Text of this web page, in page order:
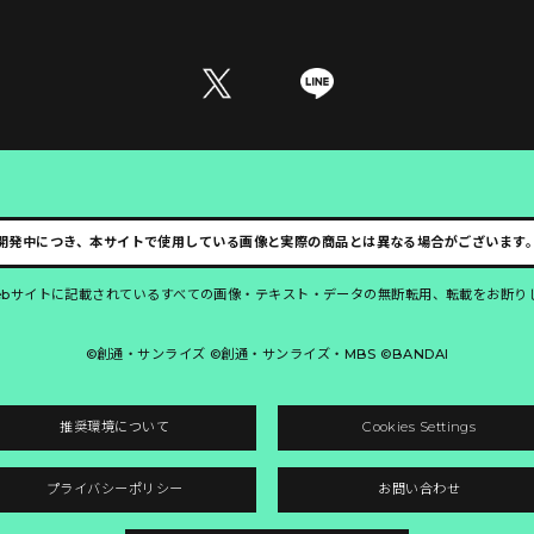
発中につき、本サイトで使用している画像と実際の商品とは異なる場合がございます。
サイトに記載されているすべての画像・テキスト・データの無断転用、転載をお断り
©創通・サンライズ ©創通・サンライズ・MBS ©BANDAI
推奨環境について Cookies Settings
プライバシーポリシー お問い合わせ